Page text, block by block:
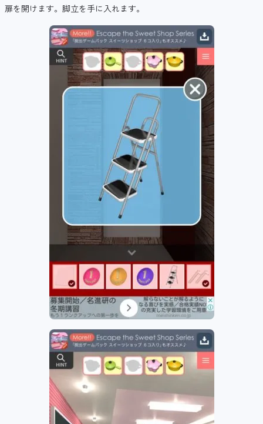
扉を開けます。脚立を手に入れます。